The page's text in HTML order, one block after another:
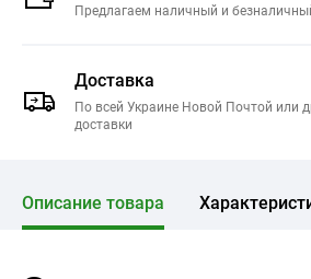
Предлагаем наличный и
Доставка
По всей Украине Новой Почтой или
доставки
Описание товара